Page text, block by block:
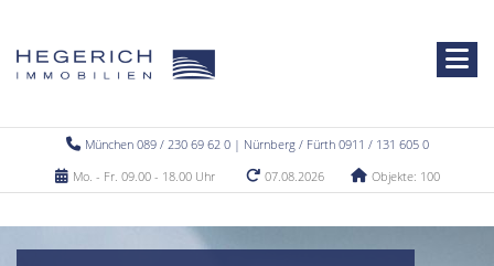
München 089 / 230 69 62 0 | Nürnberg / Fürth 0911 / 131 605 0
Mo. - Fr. 09.00 - 18.00 Uhr
07.08.2026 Objekte: 100